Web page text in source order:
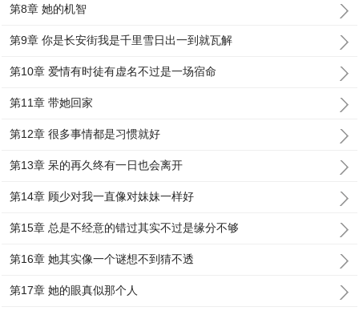
第8章 她的机智
第9章 你是长安街我是千里雪日出一到就瓦解
第10章 爱情有时徒有虚名不过是一场宿命
第11章 带她回家
第12章 很多事情都是习惯就好
第13章 呆的再久终有一日也会离开
第14章 顾少对我一直像对妹妹一样好
第15章 总是不经意的错过其实不过是缘分不够
第16章 她其实像一个谜想不到猜不透
第17章 她的眼真似那个人